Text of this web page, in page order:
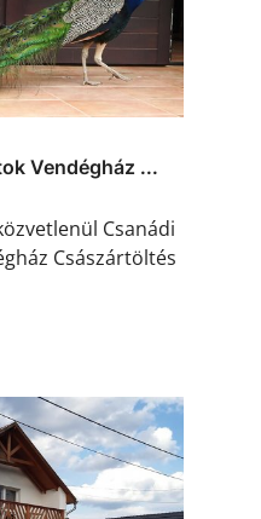
Vendégház ...
Csanádi
Császártöltés